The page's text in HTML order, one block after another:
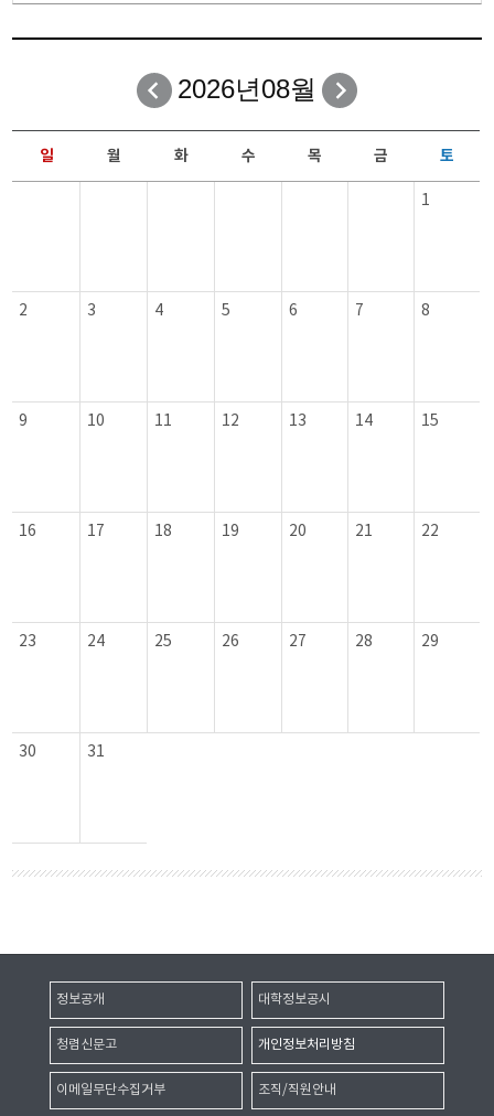
2026년08월
일 월 화 수 목 금 토
1
2 3 4 5 6 7 8
9 10 11 12 13 14 15
16 17 18 19 20 21 22
23 24 25 26 27 28 29
30 31
정보공개 대학정보공시
청렴신문고 개인정보처리방침
이메일무단수집거부 조직/직원안내